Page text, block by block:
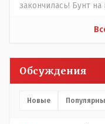
правда то правда: -
дешевле и услуги
на 250-300 человек
что боролись на то и
жить по принципу:
захотели жить в
закончилась! Бунт
Появился
что он действует в
не говорю! Опять
Обсуждения
Новые